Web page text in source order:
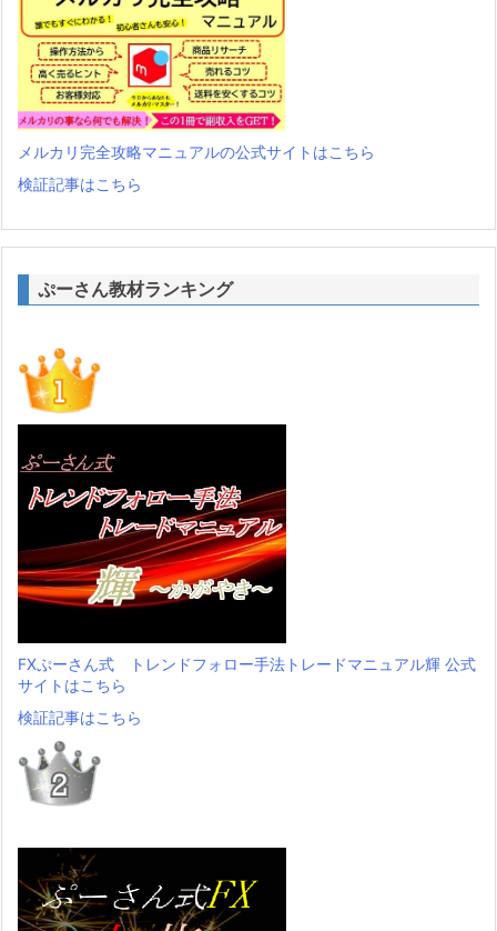
メルカリ完全攻略マニュアルの公式サイトはこちら
検証記事はこちら
ぷーさん教材ランキング
FXぷーさん式 トレンドフォロー手法トレードマニュアル輝 公式
サイトはこちら
検証記事はこちら